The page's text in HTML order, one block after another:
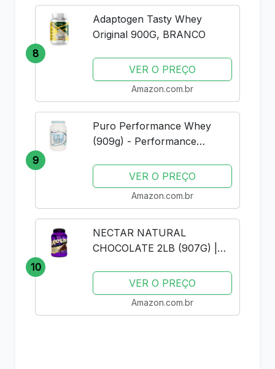
8
Adaptogen Tasty Whey
Original 900G, BRANCO
VER O PREÇO
Amazon.com.br
9
Puro Performance Whey
(909g) - Performance
VER O PREÇO
Amazon.com.br
10
NECTAR NATURAL
CHOCOLATE 2LB (907G) |
ISOLADOVER O PREÇO
Amazon.com.br